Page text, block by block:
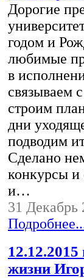
Дорогие
годом и
любимые
в
связываем
строим
дни
подводим
Сделано
конкурсы и
и…
31 Декабрь
жизни